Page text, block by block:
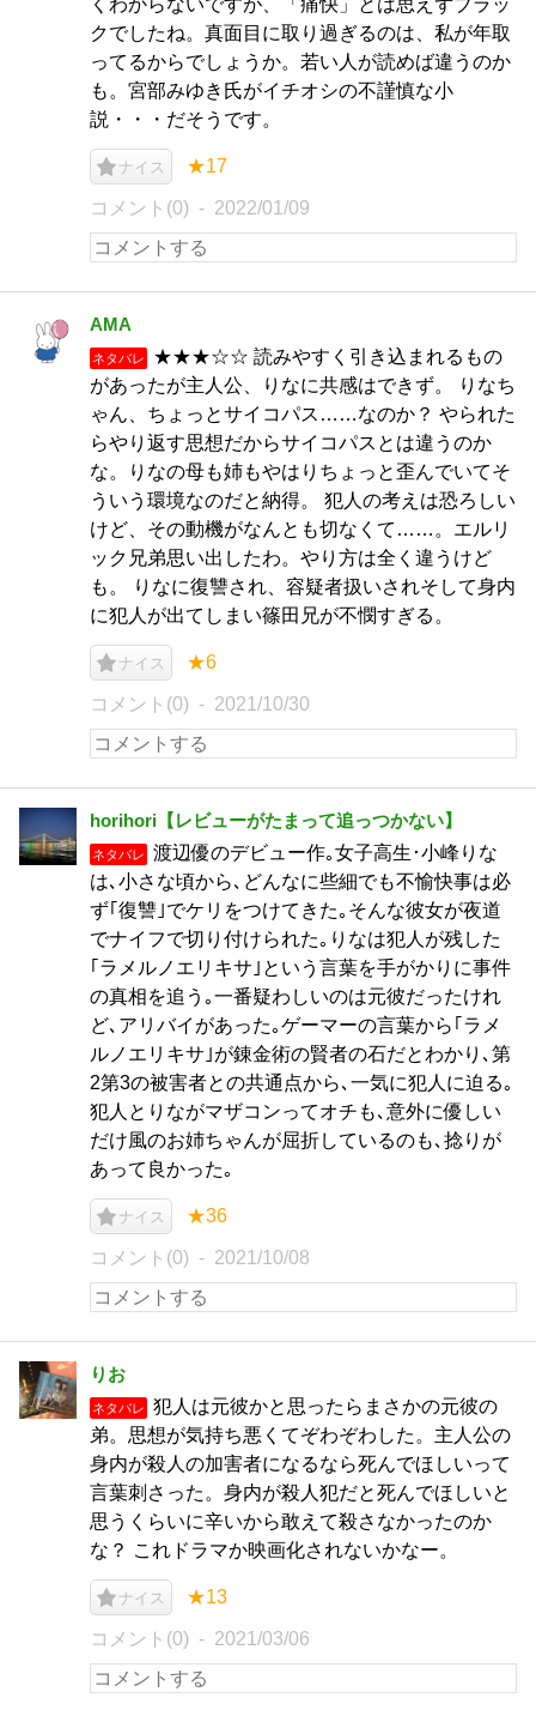
くわからないですが、「痛快」とは思えずブラッ
クでしたね。真面目に取り過ぎるのは、私が年取
ってるからでしょうか。若い人が読めば違うのか
も。宮部みゆき氏がイチオシの不謹慎な小
説・・・だそうです。
ナイス ★17
コメント(0) 2022/01/09
AMA
ネタバレ
★★★☆☆ 読みやすく引き込まれるもの
があったが主人公、りなに共感はできず。 りなち
ゃん、ちょっとサイコパス……なのか？ やられた
らやり返す思想だからサイコパスとは違うのか
な。りなの母も姉もやはりちょっと歪んでいてそ
ういう環境なのだと納得。 犯人の考えは恐ろしい
けど、その動機がなんとも切なくて……。エルリ
ック兄弟思い出したわ。やり方は全く違うけど
も。 りなに復讐され、容疑者扱いされそして身内
に犯人が出てしまい篠田兄が不憫すぎる。
ナイス ★6
コメント(0) 2021/10/30
horihori【レビューがたまって追っつかない】
ネタバレ
渡辺優のデビュー作｡女子高生･小峰りな
は､小さな頃から､どんなに些細でも不愉快事は必
ず｢復讐｣でケリをつけてきた｡そんな彼女が夜道
でナイフで切り付けられた｡りなは犯人が残した
｢ラメルノエリキサ｣という言葉を手がかりに事件
の真相を追う｡一番疑わしいのは元彼だったけれ
ど､アリバイがあった｡ゲーマーの言葉から｢ラメ
ルノエリキサ｣が錬金術の賢者の石だとわかり､第
2第3の被害者との共通点から､一気に犯人に迫る｡
犯人とりながマザコンってオチも､意外に優しい
だけ風のお姉ちゃんが屈折しているのも､捻りが
あって良かった｡
ナイス ★36
コメント(0) 2021/10/08
りお
ネタバレ
犯人は元彼かと思ったらまさかの元彼の
弟。思想が気持ち悪くてぞわぞわした。主人公の
身内が殺人の加害者になるなら死んでほしいって
言葉刺さった。身内が殺人犯だと死んでほしいと
思うくらいに辛いから敢えて殺さなかったのか
な？ これドラマか映画化されないかなー。
ナイス ★13
コメント(0) 2021/03/06